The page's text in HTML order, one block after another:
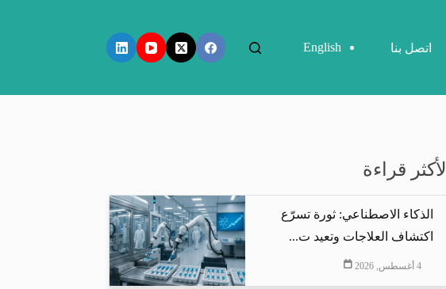
اتصل بنا English
الأكثر قراءة
الذكاء الاصطناعي: ثورة تسرّع
اكتشاف العلاجات وتعيد ت...
4 أغسطس, 2026